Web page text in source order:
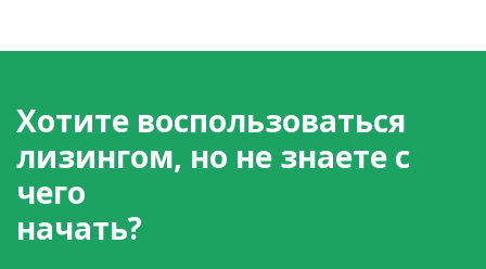
Хотите воспользоваться
лизингом, но не знаете с
чего
начать?